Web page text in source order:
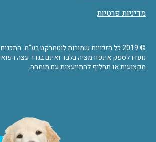
מדיניות פרטיות
© 2019 כל הזכויות שמורות לוטמרקט בע"מ.
נועדו לספק אינפורמציה בלבד ואינם בגדר עצה
מקצועית או תחליף להתייעצות עם מומחה.